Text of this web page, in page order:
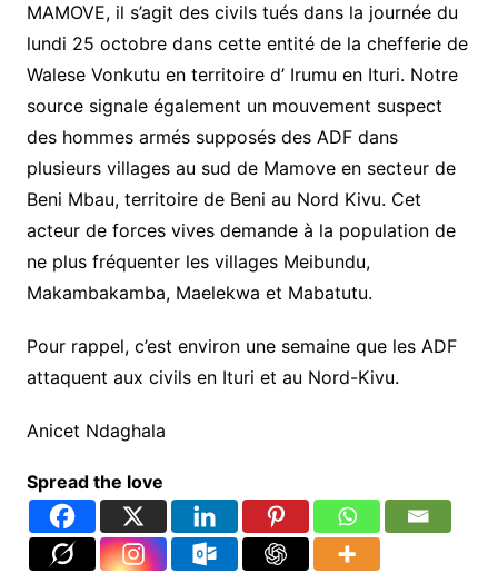
MAMOVE, il s’agit des civils tués dans la journée du
lundi 25 octobre dans cette entité de la chefferie de
Walese Vonkutu en territoire d’ Irumu en Ituri. Notre
source signale également un mouvement suspect
des hommes armés supposés des ADF dans
plusieurs villages au sud de Mamove en secteur de
Beni Mbau, territoire de Beni au Nord Kivu. Cet
acteur de forces vives demande à la population de
ne plus fréquenter les villages Meibundu,
Makambakamba, Maelekwa et Mabatutu.
Pour rappel, c’est environ une semaine que les ADF
attaquent aux civils en Ituri et au Nord-Kivu.
Anicet Ndaghala
Spread the love